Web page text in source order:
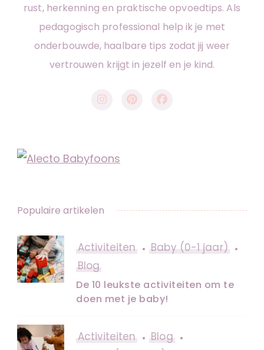
rust, herkenning en praktische opvoedtips. Als
pedagogisch professional help ik je met
onderbouwde, haalbare tips zodat jij weer
vertrouwen krijgt in jezelf en je kind.
Populaire artikelen
Activiteiten
Baby (0-1 jaar)
Blog
De 10 leukste activiteiten om te
doen met je baby!
Activiteiten
Blog